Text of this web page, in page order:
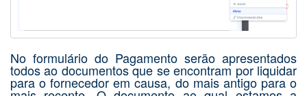
No formulário do Pagamento serão apresentados
todos ao documentos que se encontram por liquidar
para o fornecedor em causa, do mais antigo para o